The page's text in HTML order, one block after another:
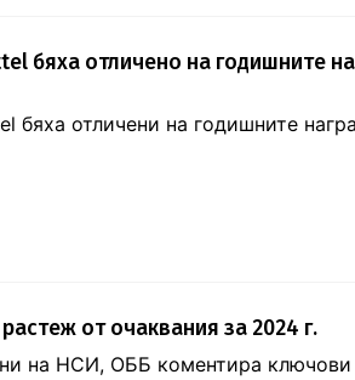
бяха отличено на годишните
бяха отличени на годишните
от очаквания за 2024 г.
на НСИ, ОББ коментира ключови